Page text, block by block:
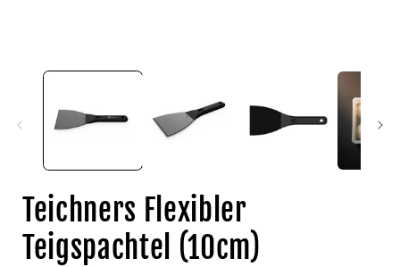
Teichners Flexibler
Teigspachtel (10cm)